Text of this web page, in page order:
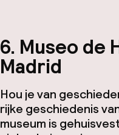
6. Museo de
Madrid
Hou je van
rijke geschiedenis
museum is